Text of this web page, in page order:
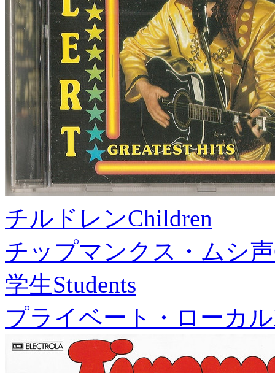
チルドレンChildren
チップマンクス・ムシ声
学生Students
プライベート・ローカル